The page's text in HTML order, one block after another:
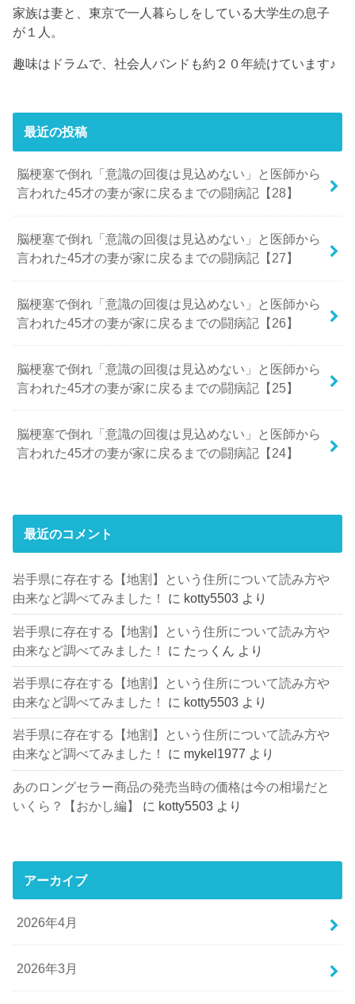
家族は妻と、東京で一人暮らしをしている大学生の息子
が１人。
趣味はドラムで、社会人バンドも約２０年続けています♪
最近の投稿
脳梗塞で倒れ「意識の回復は見込めない」と医師から
言われた45才の妻が家に戻るまでの闘病記【28】
脳梗塞で倒れ「意識の回復は見込めない」と医師から
言われた45才の妻が家に戻るまでの闘病記【27】
脳梗塞で倒れ「意識の回復は見込めない」と医師から
言われた45才の妻が家に戻るまでの闘病記【26】
脳梗塞で倒れ「意識の回復は見込めない」と医師から
言われた45才の妻が家に戻るまでの闘病記【25】
脳梗塞で倒れ「意識の回復は見込めない」と医師から
言われた45才の妻が家に戻るまでの闘病記【24】
最近のコメント
岩手県に存在する【地割】という住所について読み方や
由来など調べてみました！
に kotty5503 より
岩手県に存在する【地割】という住所について読み方や
由来など調べてみました！
に たっくん より
岩手県に存在する【地割】という住所について読み方や
由来など調べてみました！
に kotty5503 より
岩手県に存在する【地割】という住所について読み方や
由来など調べてみました！
に mykel1977 より
あのロングセラー商品の発売当時の価格は今の相場だと
いくら？【おかし編】
に kotty5503 より
アーカイブ
2026年4月
2026年3月